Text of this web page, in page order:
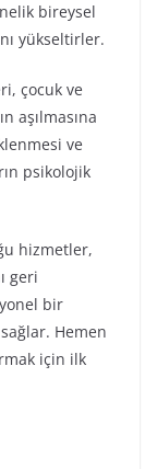
bireysel
yükseltirler.
çocuk ve
aşılmasına
ve
psikolojik
hizmetler,
geri
bir
Hemen
için ilk